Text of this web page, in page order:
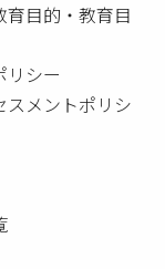
目的・教育目
リシー
メントポリシ